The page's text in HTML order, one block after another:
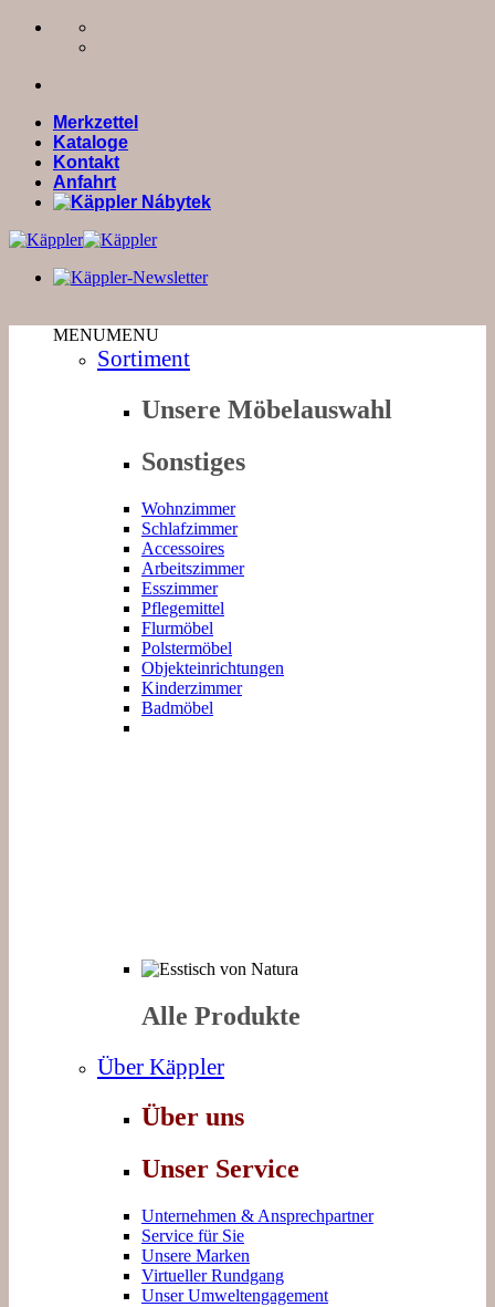
Zum
Merkzettel
Kataloge
Kontakt
Anfahrt
MENUMENU
Sortiment
Unsere Möbelauswahl
Sonstiges
Wohnzimmer
Schlafzimmer
Accessoires
Arbeitszimmer
Esszimmer
Pflegemittel
Flurmöbel
Polstermöbel
Objekteinrichtungen
Kinderzimmer
Badmöbel
Alle Produkte
Über Käppler
Über uns
Unser Service
Unternehmen & Ansprechpartner
Service für Sie
Unsere Marken
Virtueller Rundgang
Unser Umweltengagement